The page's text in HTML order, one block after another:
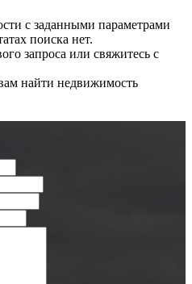
с заданными параметрами
поиска нет.
запроса или свяжитесь с
найти недвижимость